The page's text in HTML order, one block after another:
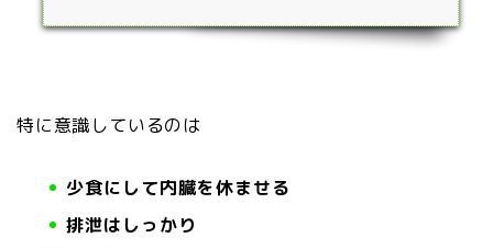
特に意識しているのは
少食にして内臓を休ませる
排泄はしっかり